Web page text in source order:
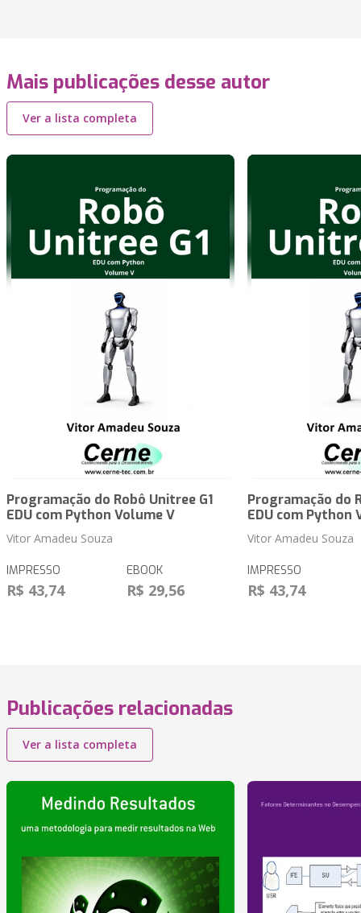
Mais publicações desse autor
Ver a lista completa
Programação do Robô Unitree G1
EDU com Python Volume V
Vitor Amadeu Souza
IMPRESSO
R$ 43,74
EBOOK
R$ 29,56
Programação do
EDU com Python
Vitor Amadeu Souza
IMPRESSO
R$ 43,74
Publicações relacionadas
Ver a lista completa